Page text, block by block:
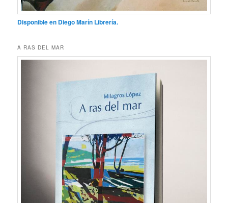
Disponible en Diego Marín Librería.
A RAS DEL MAR